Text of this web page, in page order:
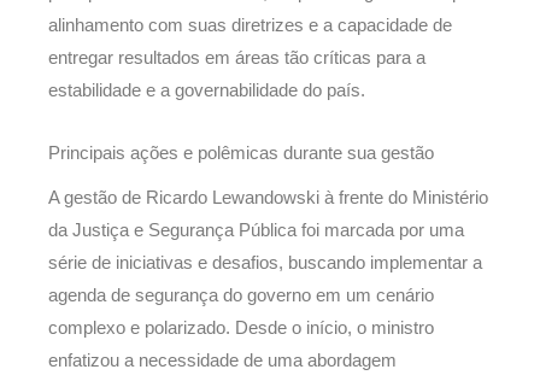
alinhamento com suas diretrizes e a capacidade de
entregar resultados em áreas tão críticas para a
estabilidade e a governabilidade do país.
Principais ações e polêmicas durante sua gestão
A gestão de Ricardo Lewandowski à frente do Ministério
da Justiça e Segurança Pública foi marcada por uma
série de iniciativas e desafios, buscando implementar a
agenda de segurança do governo em um cenário
complexo e polarizado. Desde o início, o ministro
enfatizou a necessidade de uma abordagem